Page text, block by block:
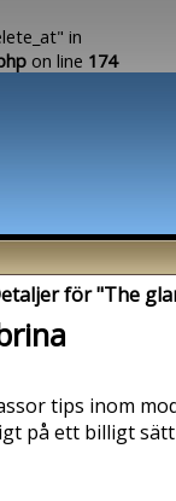
in
on line 174
för "The
tips inom
på ett billigt sätt